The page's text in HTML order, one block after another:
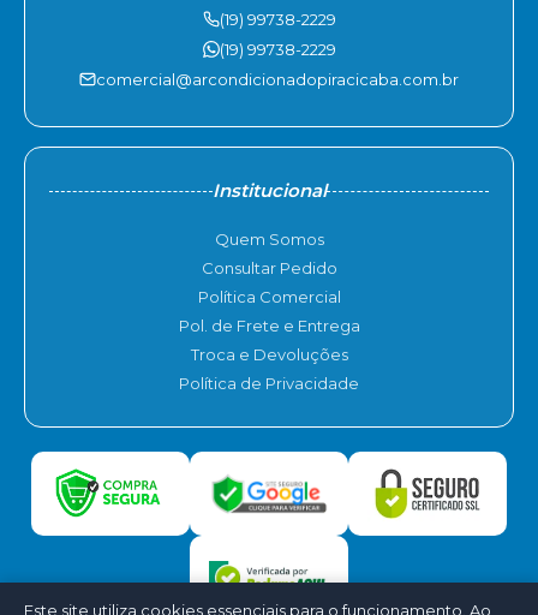
(19) 99738-2229
(19) 99738-2229
comercial@arcondicionadopiracicaba.com.br
Institucional
Quem Somos
Consultar Pedido
Política Comercial
Pol. de Frete e Entrega
Troca e Devoluções
Política de Privacidade
Este site utiliza cookies essenciais para o funcionamento. Ao